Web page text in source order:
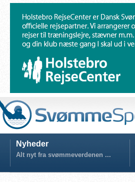
Nyheder
Alt nyt fra svømmeverdenen ...